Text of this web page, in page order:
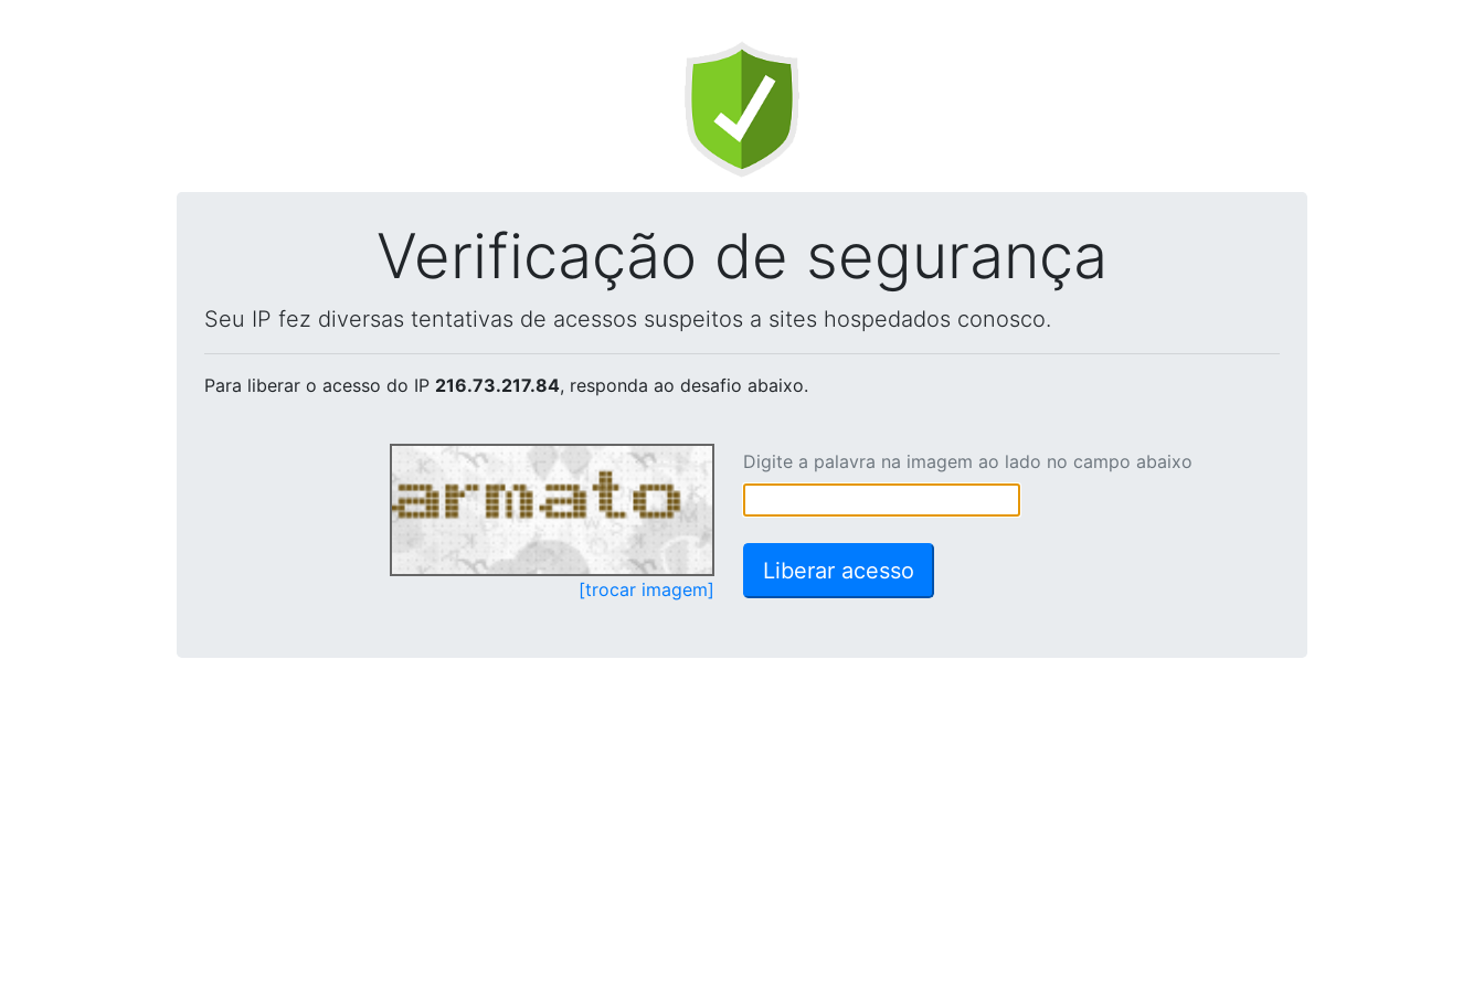
Verificação de segurança
Seu IP fez diversas tentativas de acessos suspeitos a sites hospedados conosco.
Para liberar o acesso do IP 216.73.217.84, responda ao desafio abaixo.
[trocar imagem]
Digite a palavra na imagem ao lado no campo abaixo